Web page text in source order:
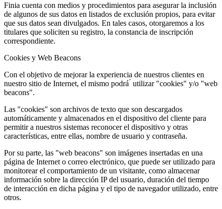
Finia cuenta con medios y procedimientos para asegurar la inclusión
de algunos de sus datos en listados de exclusión propios, para evitar
que sus datos sean divulgados. En tales casos, otorgaremos a los
titulares que soliciten su registro, la constancia de inscripción
correspondiente.
Cookies y Web Beacons
Con el objetivo de mejorar la experiencia de nuestros clientes en
nuestro sitio de Internet, el mismo podrá ́ utilizar "cookies" y/o "web
beacons".
Las "cookies" son archivos de texto que son descargados
automáticamente y almacenados en el dispositivo del cliente para
permitir a nuestros sistemas reconocer el dispositivo y otras
características, entre ellas, nombre de usuario y contraseña.
Por su parte, las "web beacons" son imágenes insertadas en una
página de Internet o correo electrónico, que puede ser utilizado para
monitorear el comportamiento de un visitante, como almacenar
información sobre la dirección IP del usuario, duración del tiempo
de interacción en dicha página y el tipo de navegador utilizado, entre
otros.